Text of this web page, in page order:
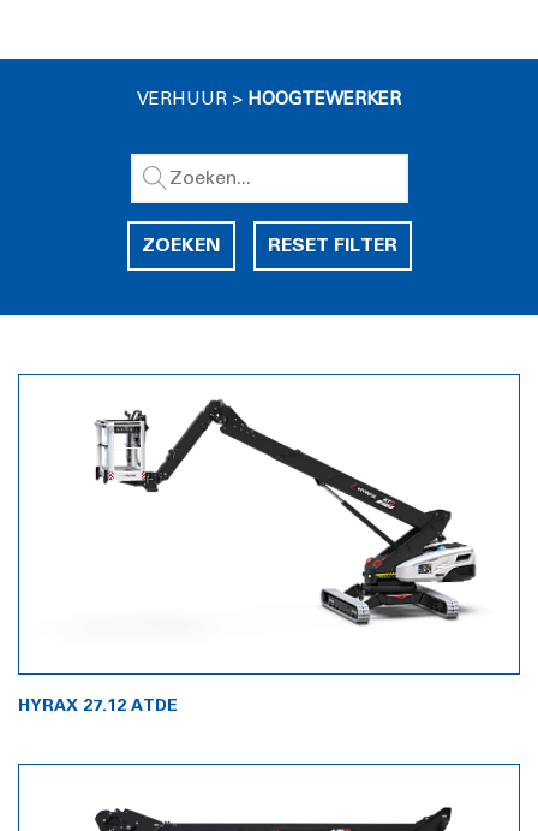
VERHUUR > HOOGTEWERKER
ZOEKEN RESET FILTER
HYRAX 27.12 ATDE